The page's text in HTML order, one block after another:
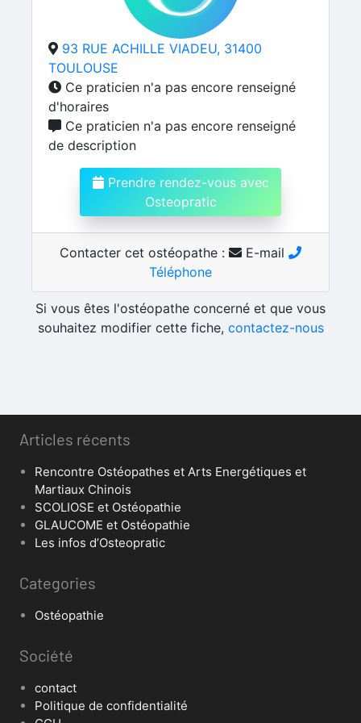
93 RUE ACHILLE VIADEU, 31400
TOULOUSE
Ce praticien n'a pas encore renseigné
d'horaires
Ce praticien n'a pas encore renseigné
de description
Prendre rendez-vous avec
Osteopratic
Contacter cet ostéopathe :
E-mail
Téléphone
Si vous êtes l'ostéopathe concerné et que vous
souhaitez modifier cette fiche, contactez-nous
Articles récents
Rencontre Ostéopathes et Arts Energétiques et
Martiaux Chinois
SCOLIOSE et Ostéopathie
GLAUCOME et Ostéopathie
Les infos d’Osteopratic
Categories
Ostéopathie
Société
contact
Politique de confidentialité